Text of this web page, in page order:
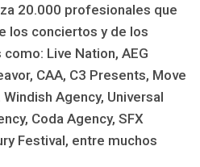
20.000 profesionales que
los conciertos y de los
Live Nation, AEG
CAA, C3 Presents, Move
Agency, Universal
Coda Agency, SFX
Festival, entre muchos